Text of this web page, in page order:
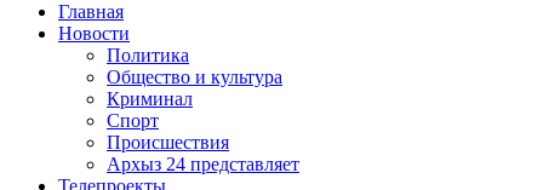
Главная
Новости
Политика
Общество и культура
Криминал
Спорт
Происшествия
Архыз 24 представляет
Телепроекты